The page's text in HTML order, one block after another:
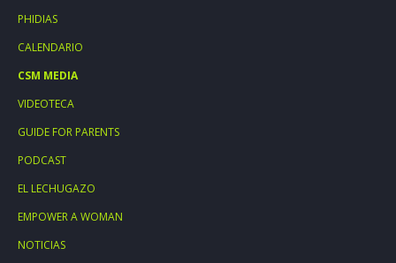
PHIDIAS
CALENDARIO
CSM MEDIA
VIDEOTECA
GUIDE FOR PARENTS
PODCAST
EL LECHUGAZO
EMPOWER A WOMAN
NOTICIAS